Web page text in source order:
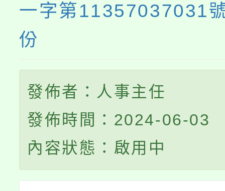
一字第11357037031
份
發佈者：人事主任
發佈時間：2024-06-03
內容狀態：啟用中